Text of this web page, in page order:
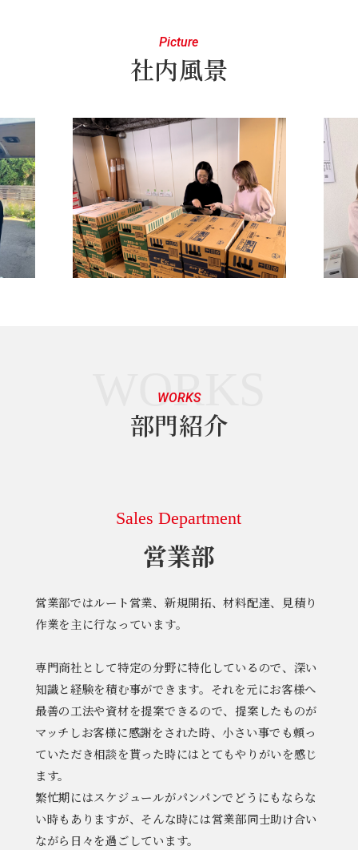
Picture
社内風景
WORKS
WORKS
部門紹介
Sales Department
営業部
営業部ではルート営業、新規開拓、材料配達、見積り
作業を主に行なっています。
専門商社として特定の分野に特化しているので、深い
知識と経験を積む事ができます。それを元にお客様へ
最善の工法や資材を提案できるので、提案したものが
マッチしお客様に感謝をされた時、小さい事でも頼っ
ていただき相談を貰った時にはとてもやりがいを感じ
ます。
繁忙期にはスケジュールがパンパンでどうにもならな
い時もありますが、そんな時には営業部同士助け合い
ながら日々を過ごしています。